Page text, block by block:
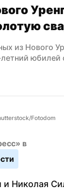
из Нового
юбилей
Fotodom
в
и Николая